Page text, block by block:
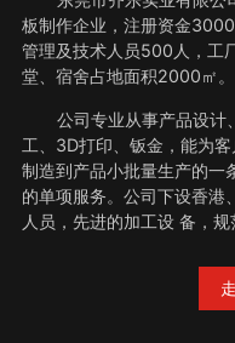
板制作企业，注册资金
管理及技术人员500人，工
堂、宿舍占地面积2000㎡。
公司专业从事产品设计
工、3D打印、钣金，能为
制造到产品小批量生产的一
的单项服务。公司下设香港
人员，先进的加工设 备，规